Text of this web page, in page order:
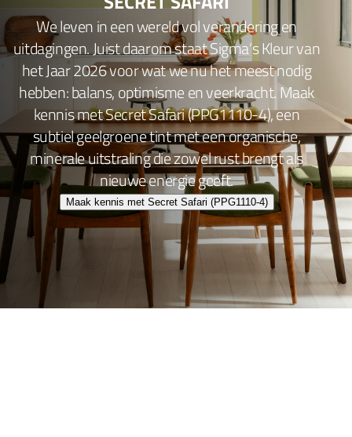
We leven in een wereld vol verandering en
uitdagingen. Juist daarom staat Sigma’s Kleur van
het Jaar 2026 voor wat we nu het meest nodig
hebben: balans, optimisme en veerkracht. Maak
kennis met Secret Safari (PPG1110-4), een
subtiel geelgroene tint met een organische,
minerale uitstraling die zowel rust brengt als
nieuwe energie geeft.
Maak kennis met Secret Safari (PPG1110-4)